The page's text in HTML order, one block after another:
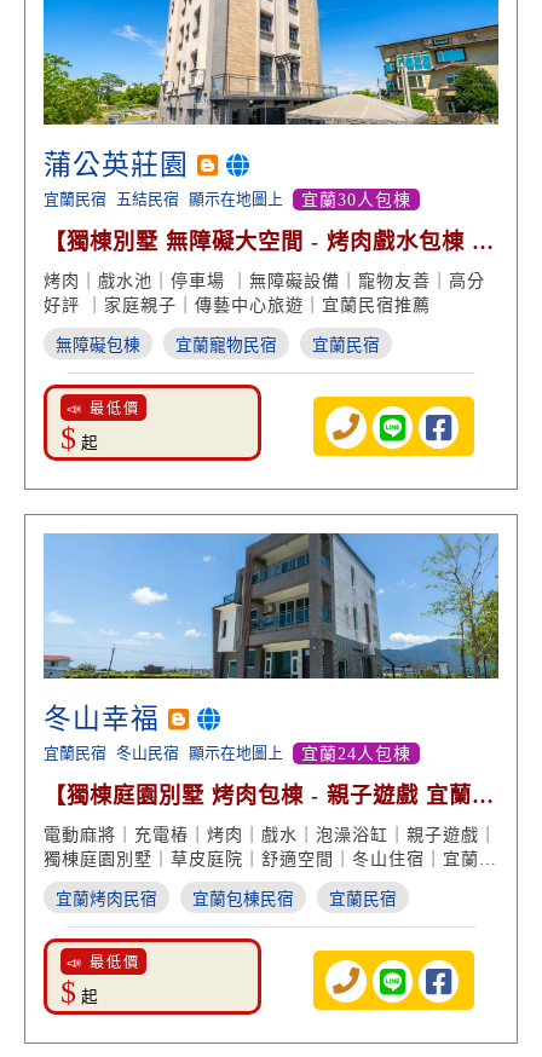
蒲公英莊園
宜蘭民宿 五結民宿 顯示在地圖上 宜蘭30人包棟
【獨棟別墅 無障礙大空間 - 烤肉戲水包棟 高
分好評】
烤肉｜戲水池｜停車場 ｜無障礙設備｜寵物友善｜高分
好評 ｜家庭親子｜傳藝中心旅遊｜宜蘭民宿推薦
無障礙包棟 宜蘭寵物民宿 宜蘭民宿
📣 最低價
$ 起
冬山幸福
宜蘭民宿 冬山民宿 顯示在地圖上 宜蘭24人包棟
【獨棟庭園別墅 烤肉包棟 - 親子遊戲 宜蘭住
宿】
電動麻將｜充電樁｜烤肉｜戲水｜泡澡浴缸｜親子遊戲｜
獨棟庭園別墅｜草皮庭院｜舒適空間｜冬山住宿｜宜蘭獨
棟包棟
宜蘭烤肉民宿 宜蘭包棟民宿 宜蘭民宿
📣 最低價
$ 起